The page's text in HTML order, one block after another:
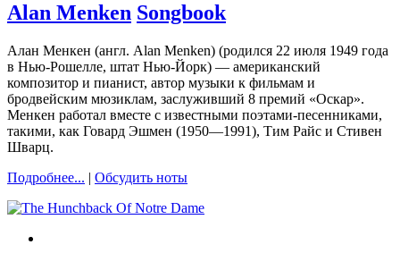
Alan Menken Songbook
Алан Менкен (англ. Alan Menken) (родился 22 июля 1949 года
в Нью-Рошелле, штат Нью-Йорк) — американский
композитор и пианист, автор музыки к фильмам и
бродвейским мюзиклам, заслуживший 8 премий «Оскар».
Менкен работал вместе с известными поэтами-песенниками,
такими, как Говард Эшмен (1950—1991), Тим Райс и Стивен
Шварц.
Подробнее... | Обсудить ноты